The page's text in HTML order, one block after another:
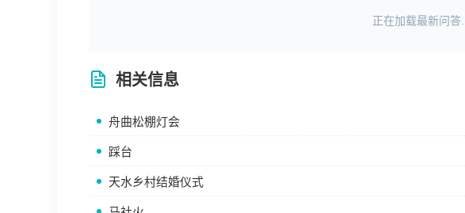
正在加载最新问答...
相关信息
舟曲松棚灯会
踩台
天水乡村结婚仪式